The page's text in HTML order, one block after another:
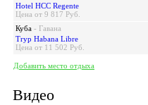
Hotel HCC Regente
Цена от 9 817 Руб.
Куба - Гавана
Tryp Habana Libre
Цена от 11 502 Руб.
Добавить место отдыха
Видео